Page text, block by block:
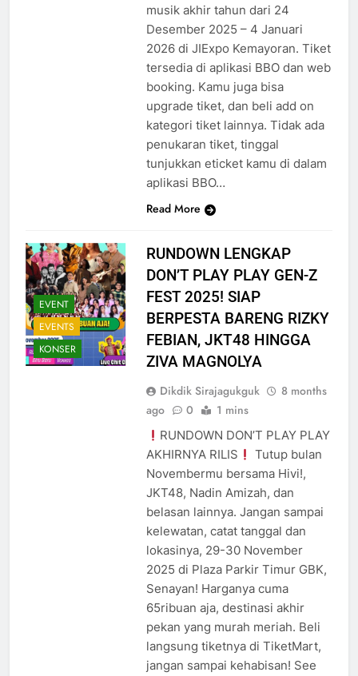
musik akhir tahun dari 24
Desember 2025 – 4 Januari
2026 di JIExpo Kemayoran. Tiket
tersedia di aplikasi BBO dan web
booking. Kamu juga bisa
upgrade tiket, dan beli add on
kategori tiket lainnya. Tidak ada
penukaran tiket, tinggal
tunjukkan eticket kamu di dalam
aplikasi BBO…
Read More
EVENT
EVENTS
KONSER
RUNDOWN LENGKAP
DON’T PLAY PLAY GEN-Z
FEST 2025! SIAP
BERPESTA BARENG RIZKY
FEBIAN, JKT48 HINGGA
ZIVA MAGNOLYA
Dikdik Sirajagukguk
8 months
ago
0 1 mins
RUNDOWN DON’T PLAY PLAY
AKHIRNYA RILIS
Tutup bulan
Novembermu bersama Hivi!,
JKT48, Nadin Amizah, dan
belasan lainnya. Jangan sampai
kelewatan, catat tanggal dan
lokasinya, 29-30 November
2025 di Plaza Parkir Timur GBK,
Senayan! Harganya cuma
65ribuan aja, destinasi akhir
pekan yang murah meriah. Beli
langsung tiketnya di TiketMart,
jangan sampai kehabisan! See